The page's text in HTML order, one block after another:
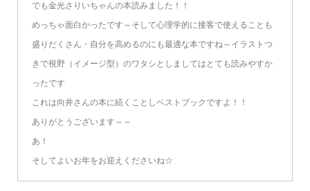
でも金光さりいちゃんの本読みました！！
めっちゃ面白かったです～そして心理学的に接客で使えることも
盛りだくさん・自分を高めるのにも最適な本ですね～イラストつ
きで視野（イメージ型）のワタシとしましてはとても読みやすか
ったです
これは向井さんの本に続くことしベストブックですよ！！
ありがとうございます～～
あ！
そしてよいお年をお迎えくださいね☆